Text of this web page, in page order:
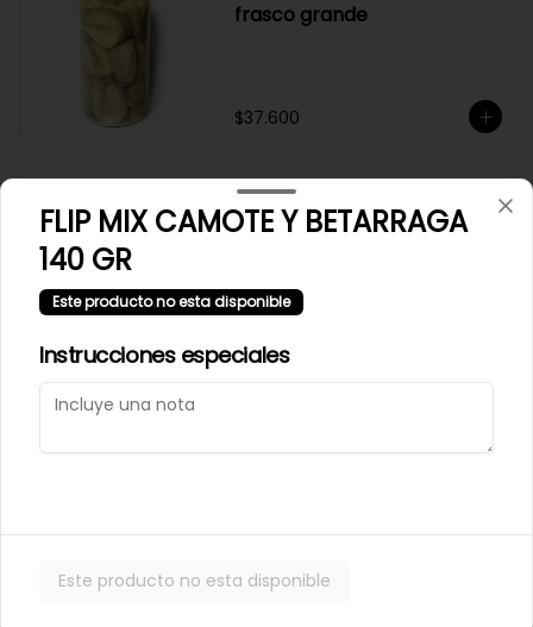
frasco grande
$37.600
Los tilos provoleta 2 und
FLIP MIX CAMOTE Y BETARRAGA
140 GR
Este producto no esta disponible
Instrucciones especiales
Este producto no esta disponible